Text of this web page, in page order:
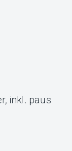
inkl. paus